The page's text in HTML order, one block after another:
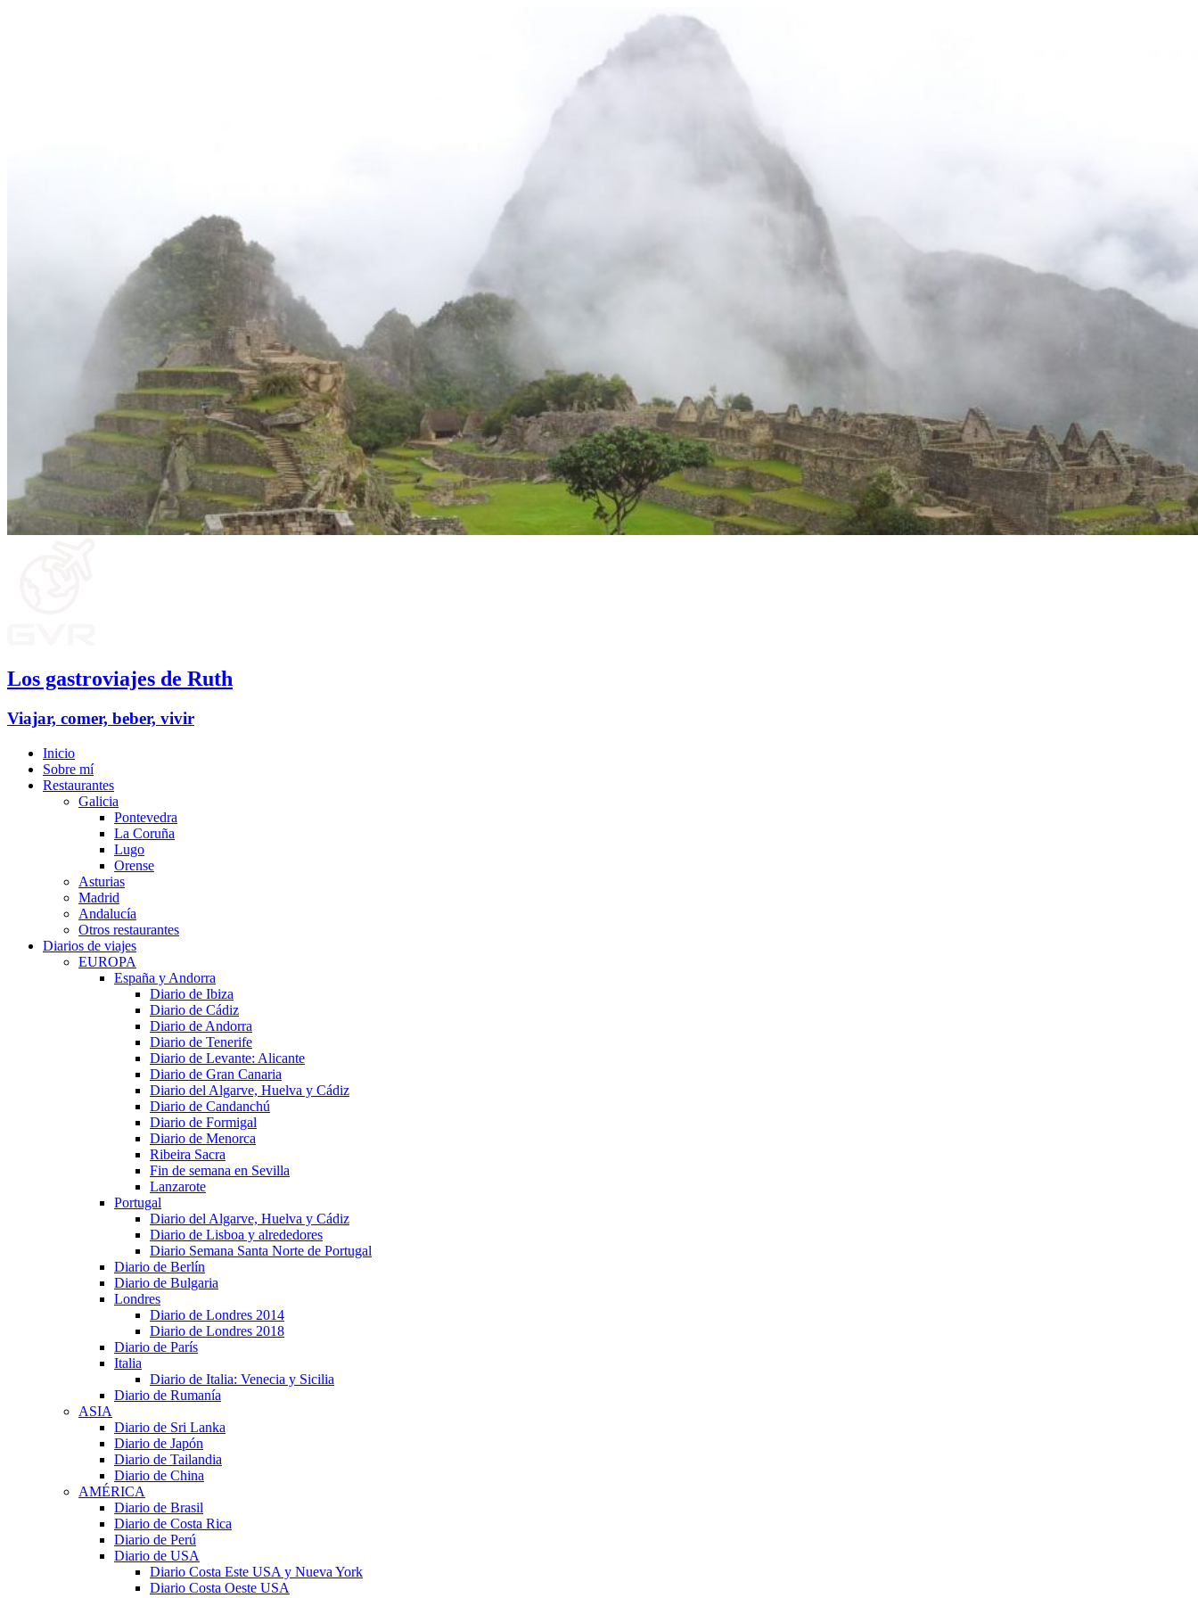
Los gastroviajes de Ruth
Viajar, comer, beber, vivir
Inicio
Sobre mí
Restaurantes
Galicia
Pontevedra
La Coruña
Lugo
Orense
Asturias
Madrid
Andalucía
Otros restaurantes
Diarios de viajes
EUROPA
España y Andorra
Diario de Ibiza
Diario de Cádiz
Diario de Andorra
Diario de Tenerife
Diario de Levante: Alicante
Diario de Gran Canaria
Diario del Algarve, Huelva y Cádiz
Diario de Candanchú
Diario de Formigal
Diario de Menorca
Ribeira Sacra
Fin de semana en Sevilla
Lanzarote
Portugal
Diario del Algarve, Huelva y Cádiz
Diario de Lisboa y alrededores
Diario Semana Santa Norte de Portugal
Diario de Berlín
Diario de Bulgaria
Londres
Diario de Londres 2014
Diario de Londres 2018
Diario de París
Italia
Diario de Italia: Venecia y Sicilia
Diario de Rumanía
ASIA
Diario de Sri Lanka
Diario de Japón
Diario de Tailandia
Diario de China
AMÉRICA
Diario de Brasil
Diario de Costa Rica
Diario de Perú
Diario de USA
Diario Costa Este USA y Nueva York
Diario Costa Oeste USA